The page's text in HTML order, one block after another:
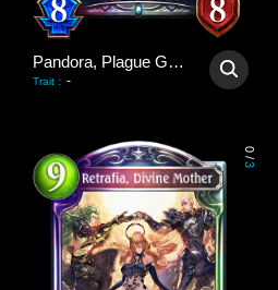
Pandora, Plague Giver
Trait : -
0
/
3